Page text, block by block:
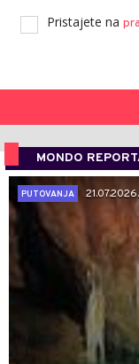
Pristajete na
MONDO
PUTOVANJA
21.07.2026.